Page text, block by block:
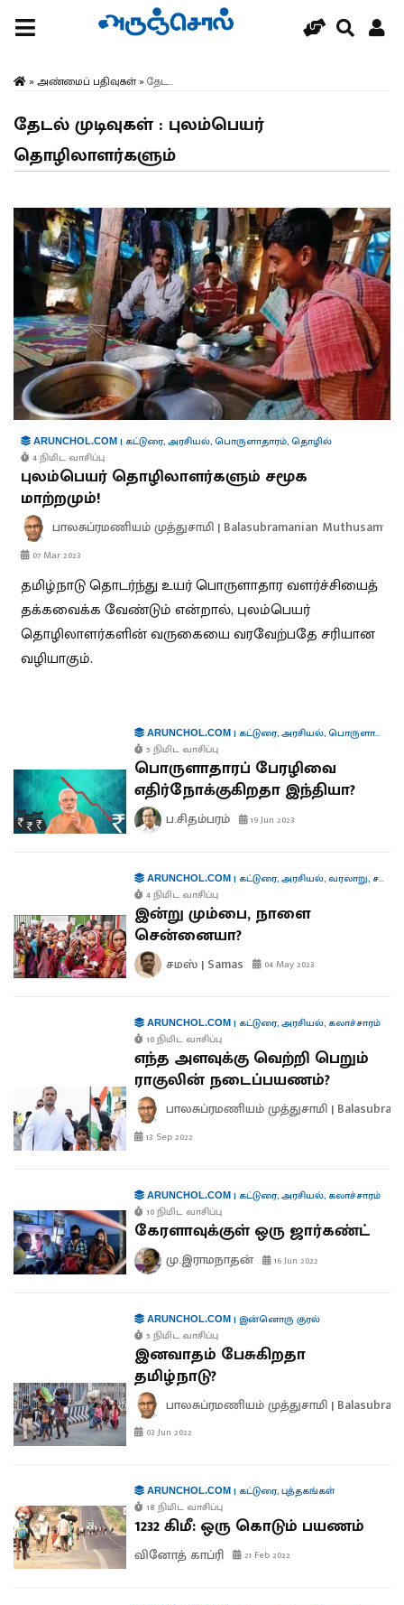
» அண்மைப் பதிவுகள்» தேட...
தேடல் முடிவுகள் : புலம்பெயர்
தொழிலாளர்களும்
ARUNCHOL.COM | கட்டுரை,அரசியல்,பொருளாதாரம்,தொழில்
4 நிமிட வாசிப்பு
புலம்பெயர் தொழிலாளர்களும் சமூக
மாற்றமும்!
பாலசுப்ரமணியம் முத்துசாமி | Balasubramanian Muthusamy
07 Mar 2023
தமிழ்நாடு தொடர்ந்து உயர் பொருளாதார வளர்ச்சியைத்
தக்கவைக்க வேண்டும் என்றால், புலம்பெயர்
தொழிலாளர்களின் வருகையை வரவேற்பதே சரியான
வழியாகும்.
ARUNCHOL.COM| கட்டுரை,அரசியல்,பொருளாதாரம்
5 நிமிட வாசிப்பு
பொருளாதாரப் பேரழிவை
எதிர்நோக்குகிறதா இந்தியா?
ப.சிதம்பரம் 19 Jun 2023
ARUNCHOL.COM| கட்டுரை,அரசியல், வரலாறு, சமஸ் கட்டுரை
4 நிமிட வாசிப்பு
இன்று மும்பை, நாளை
சென்னையா?
சமஸ் | Samas 04 May 2023
ARUNCHOL.COM| கட்டுரை,அரசியல், கலாச்சாரம்
10 நிமிட வாசிப்பு
எந்த அளவுக்கு வெற்றி பெறும்
ராகுலின் நடைப்பயணம்?
பாலசுப்ரமணியம் முத்துசாமி |
13 Sep 2022
ARUNCHOL.COM| கட்டுரை,அரசியல், கலாச்சாரம்
10 நிமிட வாசிப்பு
கேரளாவுக்குள் ஒரு ஜார்கண்ட்
மு.இராமநாதன் 16 Jun 2022
ARUNCHOL.COM| இன்னொரு குரல்
5 நிமிட வாசிப்பு
இனவாதம் பேசுகிறதா
தமிழ்நாடு?
பாலசுப்ரமணியம் முத்துசாமி |
03 Jun 2022
ARUNCHOL.COM| கட்டுரை,புத்தகங்கள்
18 நிமிட வாசிப்பு
1232 கிமீ: ஒரு கொடும் பயணம்
வினோத் காப்ரி 21 Feb 2022